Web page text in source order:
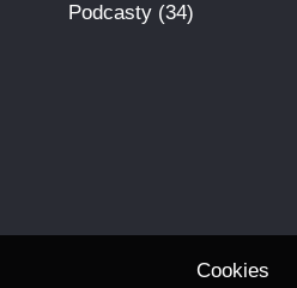
Podcasty (34)
Cookies